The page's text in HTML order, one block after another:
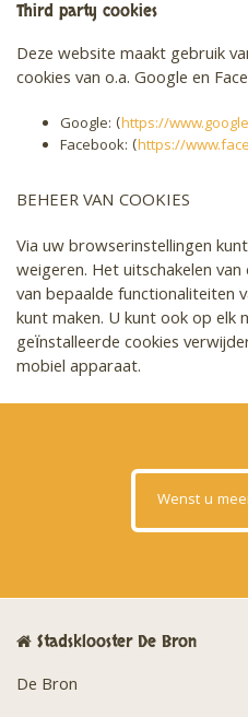
Third party cookies
Deze website maakt gebruik
cookies van o.a. Google en
Google: (https://
Facebook: (https://
BEHEER VAN COOKIES
Via uw browserinstellingen
weigeren. Het uitschakelen
van bepaalde functionaliteiten
kunt maken. U kunt ook op elk
geïnstalleerde cookies
mobiel apparaat.
Wenst u
Stadsklooster De Bron
De Bron